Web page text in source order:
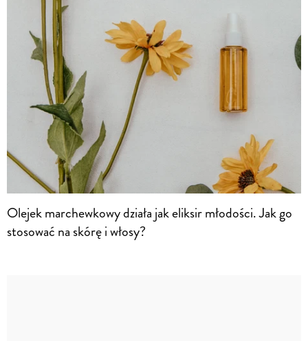
Olejek marchewkowy działa jak eliksir młodości. Jak go
stosować na skórę i włosy?